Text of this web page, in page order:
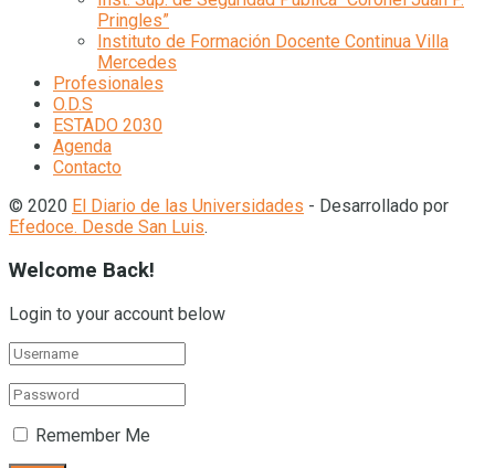
Pringles”
Instituto de Formación Docente Continua Villa
Mercedes
Profesionales
O.D.S
ESTADO 2030
Agenda
Contacto
© 2020 El Diario de las Universidades - Desarrollado por
Efedoce. Desde San Luis.
Welcome Back!
Login to your account below
Remember Me